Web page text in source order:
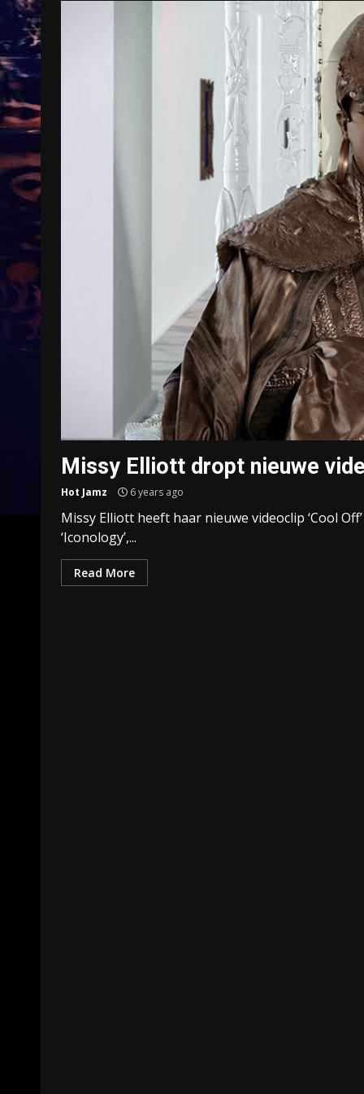
Missy Elliott dropt nieuwe
Hot Jamz 6 years ago
Missy Elliott heeft haar nieuwe videoclip ‘Cool
‘Iconology’,...
Read More
Treinkaartjes worden duurder,
abonnementen verdwijnen
9 months ago